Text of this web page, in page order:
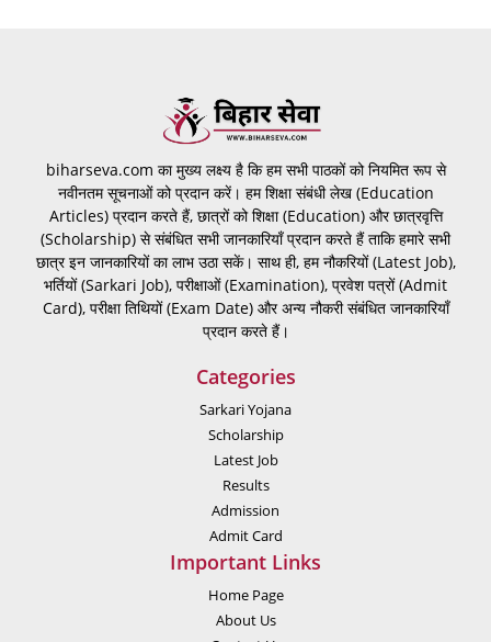
biharseva.com का मुख्य लक्ष्य है कि हम सभी पाठकों को नियमित रूप से
नवीनतम सूचनाओं को प्रदान करें। हम शिक्षा संबंधी लेख (Education
Articles) प्रदान करते हैं, छात्रों को शिक्षा (Education) और छात्रवृत्ति
(Scholarship) से संबंधित सभी जानकारियाँ प्रदान करते हैं ताकि हमारे सभी
छात्र इन जानकारियों का लाभ उठा सकें। साथ ही, हम नौकरियों (Latest Job),
भर्तियों (Sarkari Job), परीक्षाओं (Examination), प्रवेश पत्रों (Admit
Card), परीक्षा तिथियों (Exam Date) और अन्य नौकरी संबंधित जानकारियाँ
प्रदान करते हैं।
Categories
Sarkari Yojana
Scholarship
Latest Job
Results
Admission
Admit Card
Important Links
Home Page
About Us